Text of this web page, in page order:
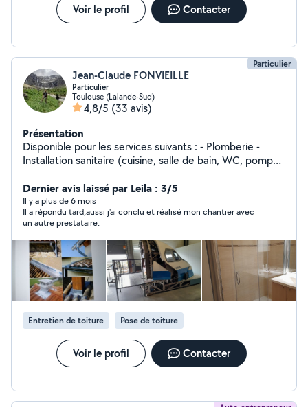
Voir le profil Contacter
Particulier
Jean-Claude FONVIEILLE
Particulier
Toulouse (Lalande-Sud)
4,8/5 (33 avis)
Présentation
Disponible pour les services suivants : - Plomberie -
Installation sanitaire (cuisine, salle de bain, WC, pompe
conduites de vidange, modification et/ou suppression
installations - Chauffage (Réparation réseaux
hydrauliques et modification installations) - Zinguerie
(Pose et création d'éléments en zinc) - Entretien toiture
: réparation fuites et (nettoyage et démoussage) -
Faïence - Bricolage - Petits travaux - Serrurerie
(Réparation et création élément en fer), soudure à l'arc
- Clôture Grillage (Tout type) - Brise vue - Divers
autres...
Dernier avis laissé par Leila : 3/5
Il y a plus de 6 mois
Il a répondu tard,aussi j'ai conclu et réalisé mon chantier avec
un autre prestataire.
Entretien de toiture Pose de toiture
Voir le profil Contacter